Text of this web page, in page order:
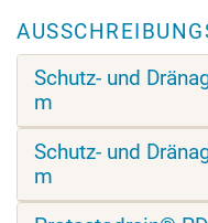
Schutz- und
m
Schutz- und
m